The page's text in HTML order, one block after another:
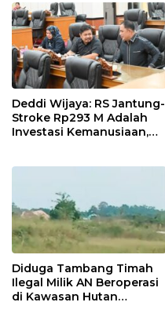
Deddi Wijaya: RS Jantung-
Stroke Rp293 M Adalah
Investasi Kemanusiaan,
Diduga Tambang Timah
Ilegal Milik AN Beroperasi
di Kawasan Hutan